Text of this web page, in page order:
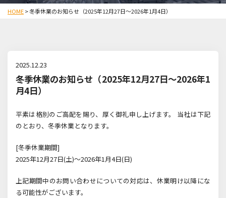
HOME>冬季休業のお知らせ（2025年12月27日～2026年1月4日）
2025.12.23
冬季休業のお知らせ（2025年12月27日～2026年1
月4日）
平素は格別のご高配を賜り、厚く御礼申し上げます。 当社は下記
のとおり、冬季休業となります。
[冬季休業期間]
2025年12月27日(土)～2026年1月4日(日)
上記期間中のお問い合わせについての対応は、休業明け以降にな
る可能性がございます。